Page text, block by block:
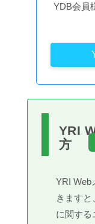
YDB会員
YRI
方
YRI Web
きますと
に関する